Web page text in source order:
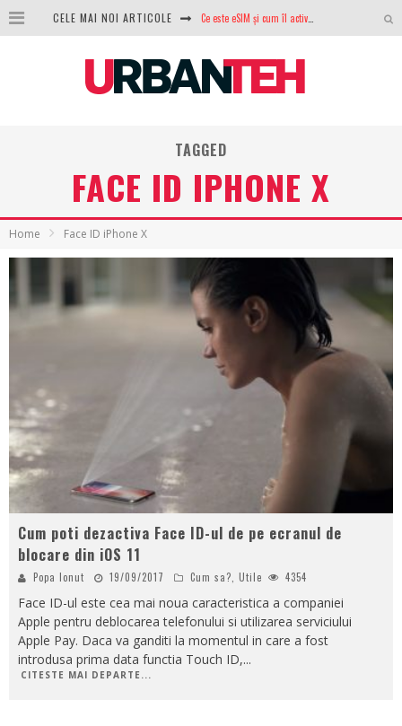
CELE MAI NOI ARTICOLE Ce este eSIM și cum îl activezi pe telefon? Ghid complet pentru Android și iPhone
Analiza producției fotovoltaice în România – cât produce un sistem solar pe timp de iarnă?
GTA VI poate fi precomandat oficial. Rockstar dezvăluie edițiile oficiale și bonusurile pe care le primești
TAGGED
FACE ID IPHONE X
Home Face ID iPhone X
Cum poti dezactiva Face ID-ul de pe ecranul de
blocare din iOS 11
Popa Ionut 19/09/2017 Cum sa?, Utile 4354
Face ID-ul este cea mai noua caracteristica a companiei
Apple pentru deblocarea telefonului si utilizarea serviciului
Apple Pay. Daca va ganditi la momentul in care a fost
introdusa prima data functia Touch ID,...
CITESTE MAI DEPARTE...